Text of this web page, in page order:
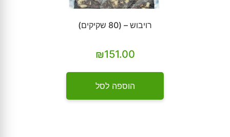
רויבוש – (80 שקיקים)
₪151.00
הוספה לסל